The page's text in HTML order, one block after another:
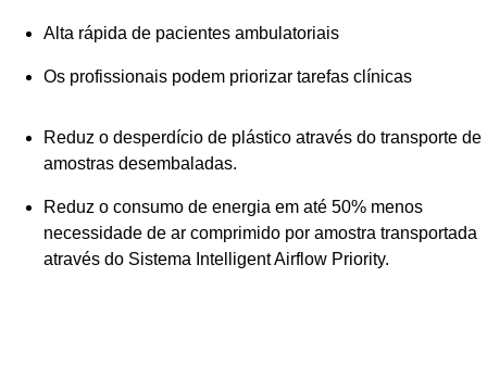
Alta rápida de pacientes ambulatoriais
Os profissionais podem priorizar tarefas clínicas
Reduz o desperdício de plástico através do transporte de
amostras desembaladas.
Reduz o consumo de energia em até 50% menos
necessidade de ar comprimido por amostra transportada
através do Sistema Intelligent Airflow Priority.